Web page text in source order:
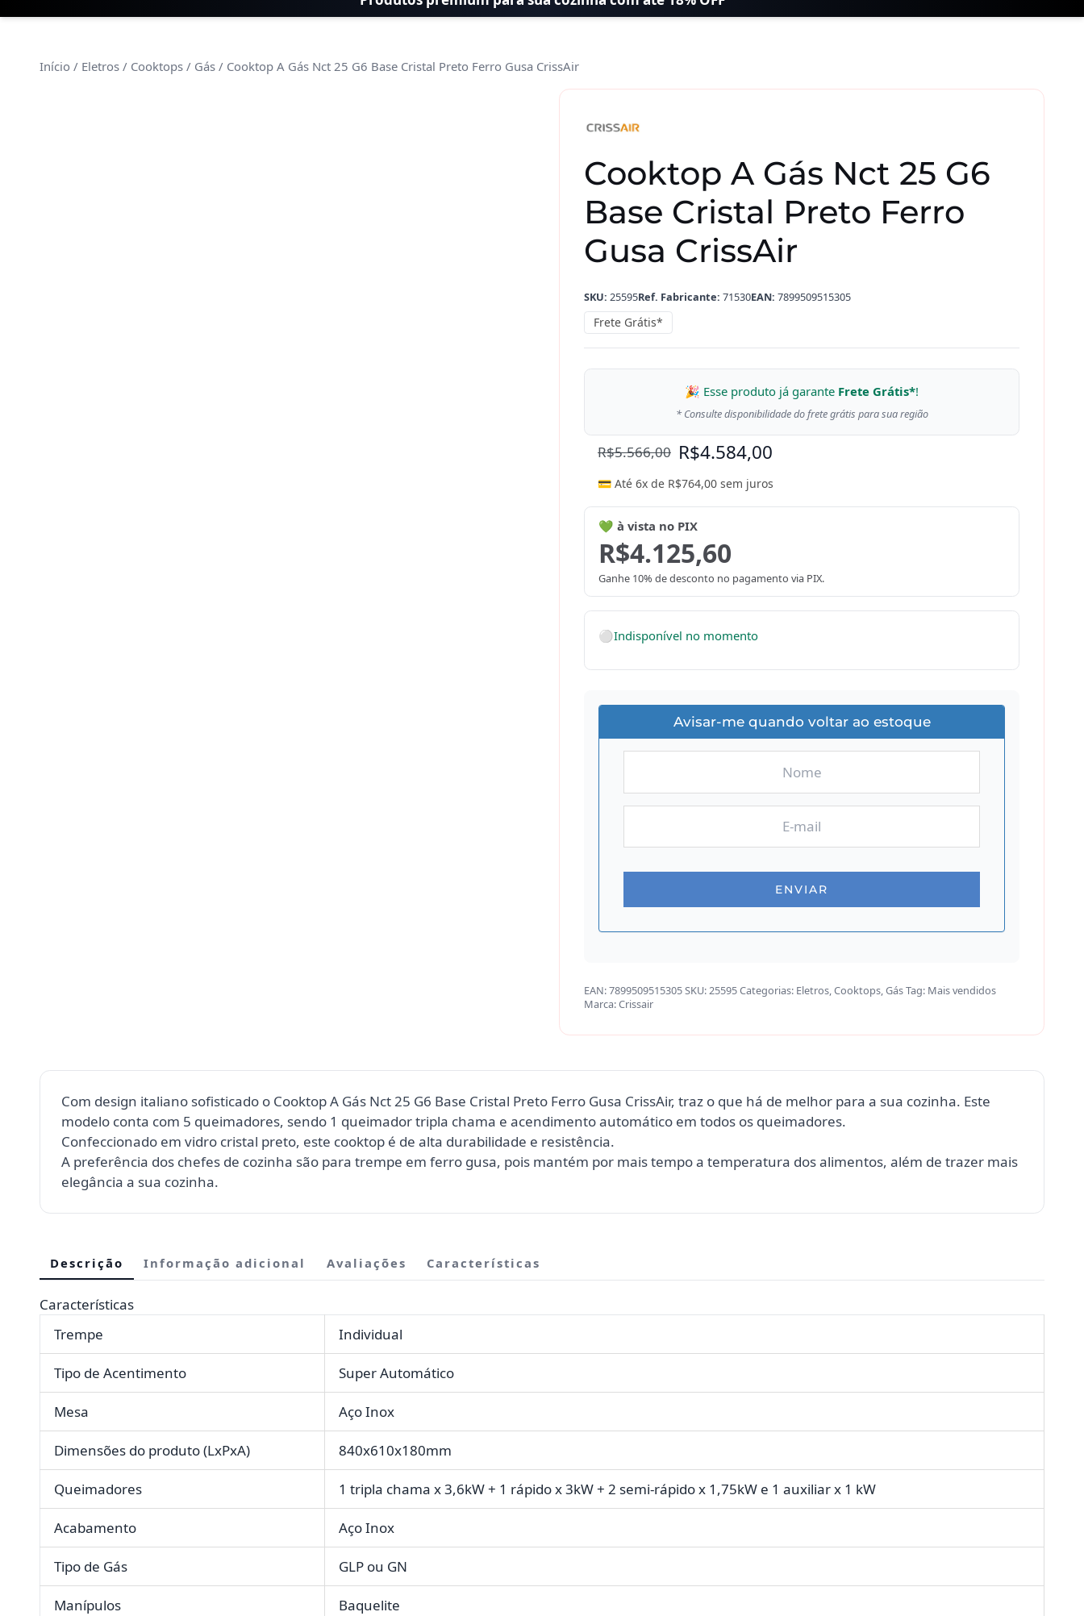
Início / Eletros / Cooktops / Gás / Cooktop A Gás Nct 25 G6 Base Cristal Preto Ferro Gusa CrissAir
Cooktop A Gás Nct 25 G6
Base Cristal Preto Ferro
Gusa CrissAir
SKU: 25595Ref. Fabricante: 71530EAN: 7899509515305
Frete Grátis*
🎉 Esse produto já garante Frete Grátis*!
* Consulte disponibilidade do frete grátis para sua região
R$5.566,00 R$4.584,00
💳 Até 6x de R$764,00 sem juros
💚 à vista no PIX
R$4.125,60
Ganhe 10% de desconto no pagamento via PIX.
⚪Indisponível no momento
Avisar-me quando voltar ao estoque
EAN:7899509515305SKU: 25595Categorias: Eletros Cooktops GásTag: Mais vendidos
Marca:Crissair
Com design italiano sofisticado o Cooktop A Gás Nct 25 G6 Base Cristal Preto Ferro Gusa CrissAir, traz o que há de melhor para a sua cozinha. Este
modelo conta com 5 queimadores, sendo 1 queimador tripla chama e acendimento automático em todos os queimadores.
Confeccionado em vidro cristal preto, este cooktop é de alta durabilidade e resistência.
A preferência dos chefes de cozinha são para trempe em ferro gusa, pois mantém por mais tempo a temperatura dos alimentos, além de trazer mais
elegância a sua cozinha.
Descrição Informação adicional Avaliações Características
Características
Trempe
Individual
Tipo de Acentimento Super Automático
Mesa Aço Inox
Dimensões do produto (LxPxA) 840x610x180mm
Queimadores 1 tripla chama x 3,6kW + 1 rápido x 3kW + 2 semi-rápido x 1,75kW e 1 auxiliar x 1 kW
Acabamento Aço Inox
Tipo de Gás GLP ou GN
Manípulos Baquelite